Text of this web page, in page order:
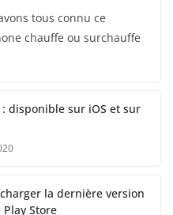
tous connu ce
chauffe ou surchauffe
: disponible sur iOS et sur
la dernière version
Play Store